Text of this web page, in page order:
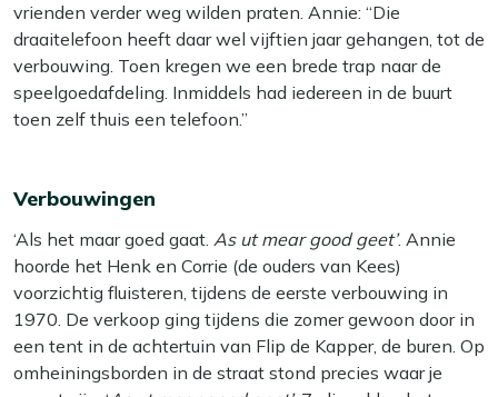
vrienden verder weg wilden praten. Annie: “Die
draaitelefoon heeft daar wel vijftien jaar gehangen, tot de
verbouwing. Toen kregen we een brede trap naar de
speelgoedafdeling. Inmiddels had iedereen in de buurt
toen zelf thuis een telefoon.”
Verbouwingen
‘Als het maar goed gaat. As ut mear good geet’. Annie
hoorde het Henk en Corrie (de ouders van Kees)
voorzichtig fluisteren, tijdens de eerste verbouwing in
1970. De verkoop ging tijdens die zomer gewoon door in
een tent in de achtertuin van Flip de Kapper, de buren. Op
omheiningsborden in de straat stond precies waar je